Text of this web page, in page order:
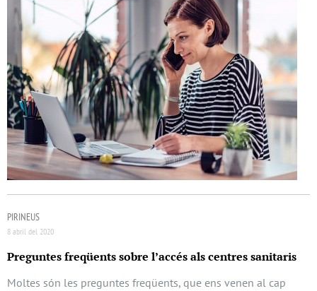
PIRINEUS
8 abril del 2020
Preguntes freqüents sobre l’accés als centres sanitaris
Moltes són les preguntes freqüents, que ens venen al cap